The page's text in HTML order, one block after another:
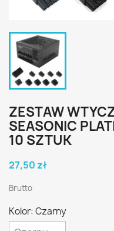
ZESTAW
SEASONIC
10 SZTUK
27,50 zł
Brutto
Kolor: Czarny